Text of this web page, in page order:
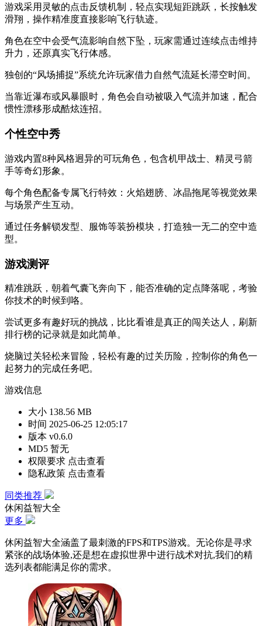
游戏采用灵敏的点击反馈机制，轻点实现短距跳跃，长按触发
滑翔，操作精准度直接影响飞行轨迹。
角色在空中会受气流影响自然下坠，玩家需通过连续点击维持
升力，还原真实飞行体感。
独创的“风场捕捉”系统允许玩家借力自然气流延长滞空时间。
当靠近瀑布或风暴眼时，角色会自动被吸入气流并加速，配合
惯性漂移形成酷炫连招。
个性空中秀
游戏内置8种风格迥异的可玩角色，包含机甲战士、精灵弓箭
手等奇幻形象。
每个角色配备专属飞行特效：火焰翅膀、冰晶拖尾等视觉效果
与场景产生互动。
通过任务解锁发型、服饰等装扮模块，打造独一无二的空中造
型。
游戏测评
精准跳跃，朝着气囊飞奔向下，能否准确的定点降落呢，考验
你技术的时候到咯。
尝试更多有趣好玩的挑战，比比看谁是真正的闯关达人，刷新
排行榜的记录就是如此简单。
烧脑过关轻松来冒险，轻松有趣的过关历险，控制你的角色一
起努力的完成任务吧。
游戏信息
大小 138.56 MB
时间 2025-06-25 12:05:17
版本 v0.6.0
MD5 暂无
权限要求 点击查看
隐私政策 点击查看
同类推荐
休闲益智大全
更多
休闲益智大全涵盖了最刺激的FPS和TPS游戏。无论你是寻求
紧张的战场体验,还是想在虚拟世界中进行战术对抗,我们的精
选列表都能满足你的需求。